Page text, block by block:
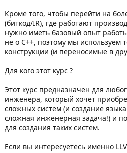
Кроме того, чтобы перейти на
(биткод/IR), где работают
нужно иметь базовый опыт
не о C++, поэтому мы используем
конструкции (и переносимые в
Для кого этот курс ?
Этот курс предназначен для
инженера, который хочет
сложных систем (и создание
сложная инженерная задача!) и
для создания таких систем.
Если вы интересуетесь именно